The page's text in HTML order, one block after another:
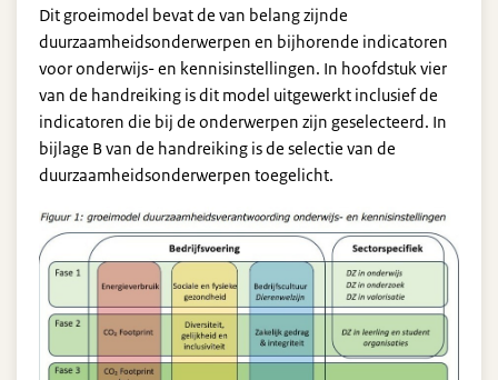
Dit groeimodel bevat de van belang zijnde
duurzaamheidsonderwerpen en bijhorende indicatoren
voor onderwijs- en kennisinstellingen. In hoofdstuk vier
van de handreiking is dit model uitgewerkt inclusief de
indicatoren die bij de onderwerpen zijn geselecteerd. In
bijlage B van de handreiking is de selectie van de
duurzaamheidsonderwerpen toegelicht.